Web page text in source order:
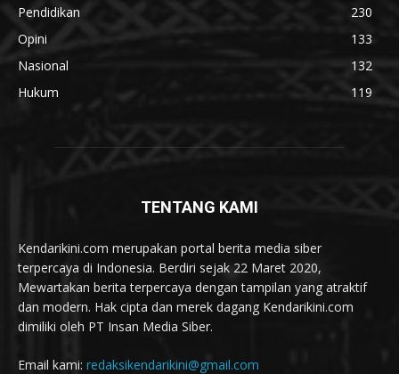
Pendidikan
230
Opini
133
Nasional
132
Hukum
119
TENTANG KAMI
Kendarikini.com merupakan portal berita media siber
terpercaya di Indonesia. Berdiri sejak 22 Maret 2020,
Mewartakan berita terpercaya dengan tampilan yang atraktif
dan modern. Hak cipta dan merek dagang Kendarikini.com
dimiliki oleh PT Insan Media Siber.
Email kami: redaksikendarikini@gmail.com